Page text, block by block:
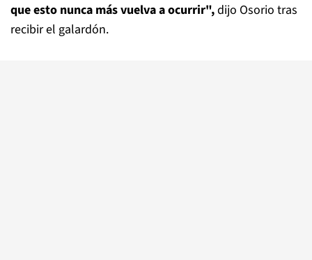
que esto nunca más vuelva a ocurrir",dijo Osorio tras
recibir el galardón.